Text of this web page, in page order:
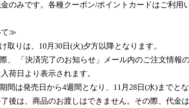
のみです。各種クーポン/ポイントカードはご利用
て≫
取りは、10月30日(火)夕方以降となります。
、 「決済完了のお知らせ」メール内のご注文情報
荷日より表示されます。
間は発売日から4週間となり、11月28日(水)までとな
後は、商品のお渡しはできません。その際、代金